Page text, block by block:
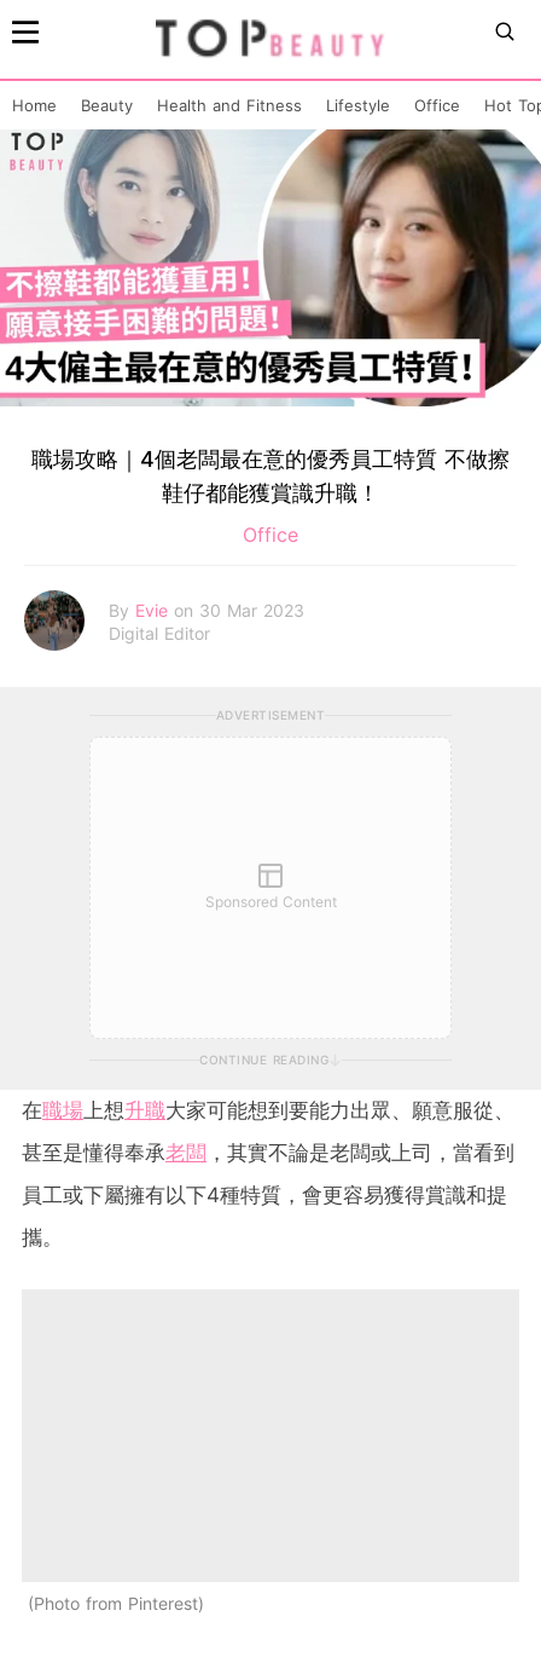
Home Beauty Health and Fitness Lifestyle Office Hot
職場攻略｜4個老闆最在意的優秀員工特質 不做擦
鞋仔都能獲賞識升職！
Office
By Evie on 30 Mar 2023
Digital Editor
ADVERTISEMENT
Sponsored Content
CONTINUE READING
在職場 上想升職大家可能想到要能力出眾、願意服從、
甚至是懂得奉承老闆 ，其實不論是老闆或上司，當看到
員工或下屬擁有以下4種特質，會更容易獲得賞識和提
攜。
Photo from Pinterest